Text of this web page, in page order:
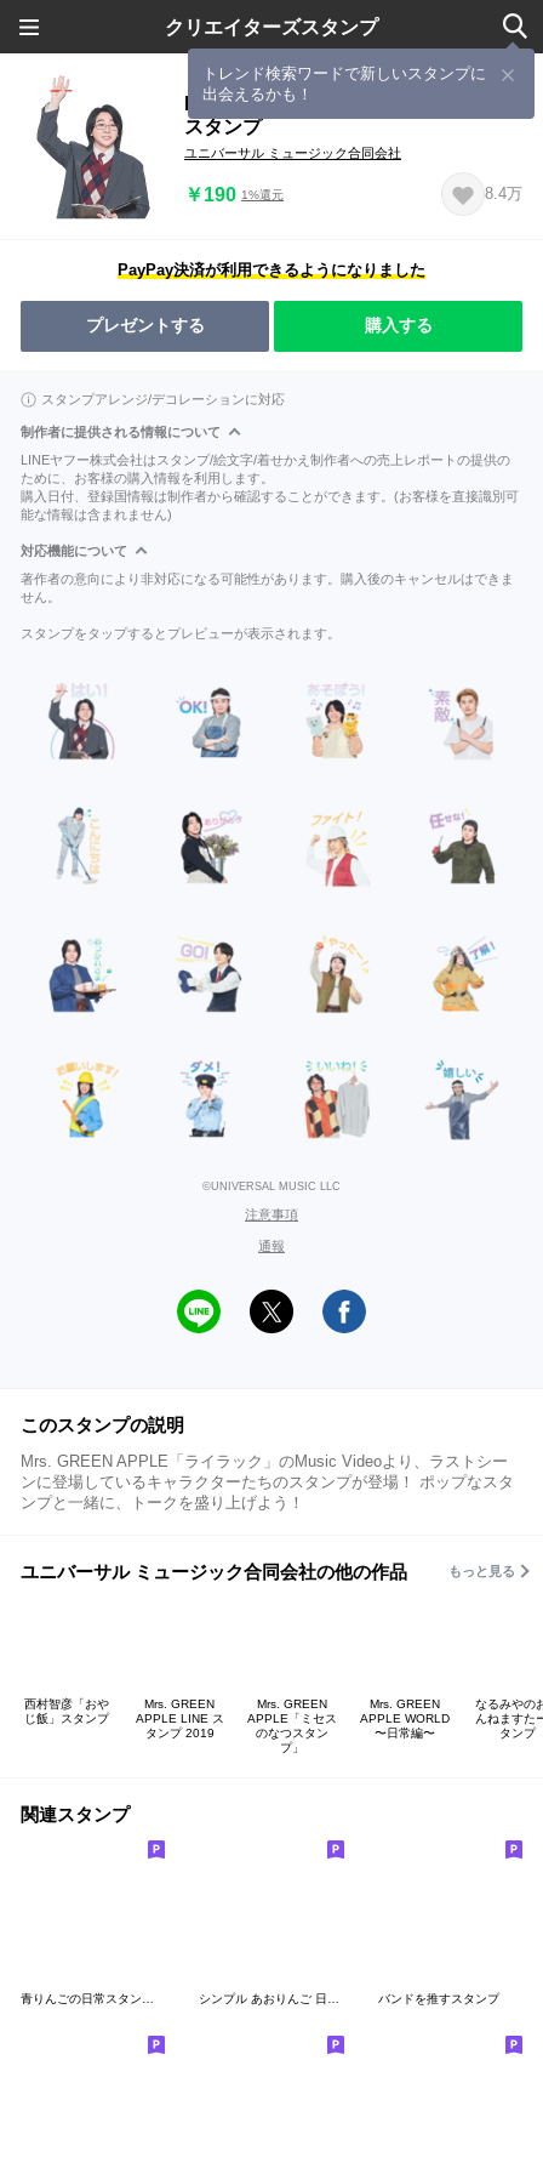
クリエイターズスタンプ
トレンド検索ワードで新しいスタンプに
出会えるかも！
Mrs. GREEN APPLE「ライラック」
スタンプ
ユニバーサル ミュージック合同会社
￥190 1%還元 8.4万
PayPay決済が利用できるようになりました
プレゼントする 購入する
スタンプアレンジ/デコレーションに対応
制作者に提供される情報について
LINEヤフー株式会社はスタンプ/絵文字/着せかえ制作者への売上レポートの提供の
ために、お客様の購入情報を利用します。
購入日付、登録国情報は制作者から確認することができます。(お客様を直接識別可
能な情報は含まれません)
対応機能について
著作者の意向により非対応になる可能性があります。購入後のキャンセルはできま
せん。
スタンプをタップするとプレビューが表示されます。
©UNIVERSAL MUSIC LLC
注意事項
通報
このスタンプの説明
Mrs. GREEN APPLE「ライラック」のMusic Videoより、ラストシー
ンに登場しているキャラクターたちのスタンプが登場！ ポップなスタ
ンプと一緒に、トークを盛り上げよう！
ユニバーサル ミュージック合同会社の他の作品 もっと見る
西村智彦「おや
じ飯」スタンプ
Mrs. GREEN
APPLE LINE ス
タンプ 2019
Mrs. GREEN
APPLE「ミセス
のなつスタン
プ」
Mrs. GREEN
APPLE WORLD
〜日常編〜
なるみやの
んねますた
タンプ
関連スタンプ
青りんごの日常スタンプ｜毎日使える♪ シンプル あおりんご 日常会話 バンドを推すスタンプ